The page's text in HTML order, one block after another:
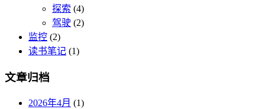
探索 (4)
驾驶 (2)
监控 (2)
读书笔记 (1)
文章归档
2026年4月 (1)